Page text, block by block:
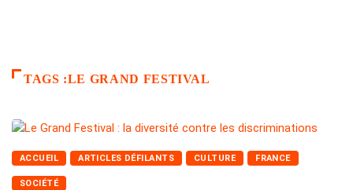
TAGS :LE GRAND FESTIVAL
ACCUEIL ARTICLES DÉFILANTS CULTURE FRANCE
SOCIÉTÉ